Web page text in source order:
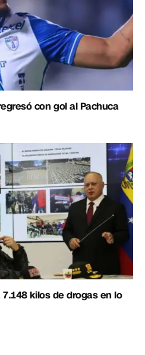
con gol al Pachuca
kilos de drogas en lo